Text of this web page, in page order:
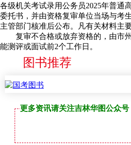
各级机关考试录用公务员2025年普通
委托书，并由资格复审单位当场与考
主管部门核准后公布。凡有关材料主
复审不合格或放弃资格的，由市州
能测评或面试前2个工作日。
图书推荐
更多资讯请关注吉林华图公众号